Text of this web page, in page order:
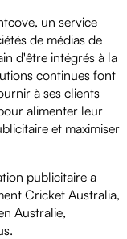
un service
de médias de
d'être intégrés à la
continues font
à ses clients
alimenter leur
et maximiser
publicitaire a
Cricket Australia,
Australie,